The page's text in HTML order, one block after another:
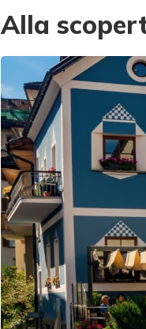
Alla